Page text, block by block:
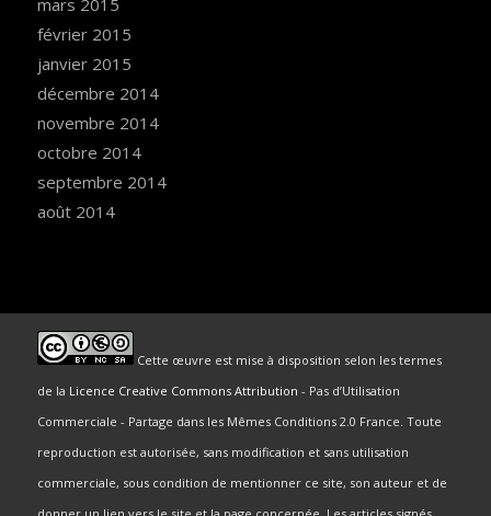
février 2015
janvier 2015
décembre 2014
novembre 2014
octobre 2014
septembre 2014
août 2014
Cette œuvre est mise à disposition selon les termes
de la Licence Creative Commons Attribution - Pas d’Utilisation
Commerciale - Partage dans les Mêmes Conditions 2.0 France. Toute
reproduction est autorisée, sans modification et sans utilisation
commerciale, sous condition de mentionner ce site, son auteur et de